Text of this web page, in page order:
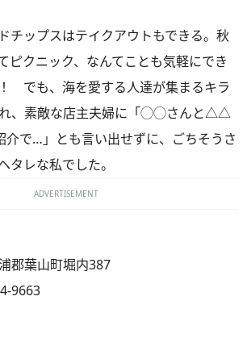
チップスはテイクアウトもできる。秋
ピクニック、なんてことも気軽にでき
でも、海を愛する人達が集まるキラ
れ、素敵な店主夫婦に「◯◯さんと△△
で…」とも言い出せずに、ごちそうさ
タレな私でした。
ADVERTISEMENT
郡葉山町堀内387
9663